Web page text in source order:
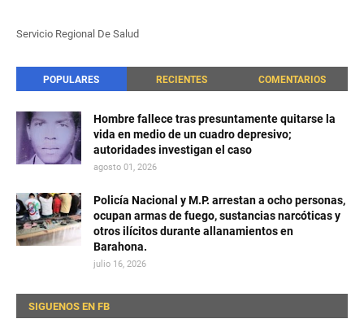
Servicio Regional De Salud
POPULARES RECIENTES COMENTARIOS
Hombre fallece tras presuntamente quitarse la
vida en medio de un cuadro depresivo;
autoridades investigan el caso
agosto 01, 2026
Policía Nacional y M.P. arrestan a ocho personas,
ocupan armas de fuego, sustancias narcóticas y
otros ilícitos durante allanamientos en
Barahona.
julio 16, 2026
SIGUENOS EN FB